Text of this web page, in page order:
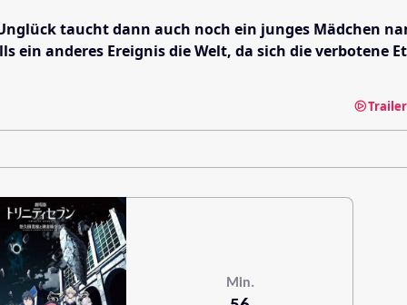
taucht dann auch noch ein junges Mädchen
anderes Ereignis die Welt, da sich die
Min.